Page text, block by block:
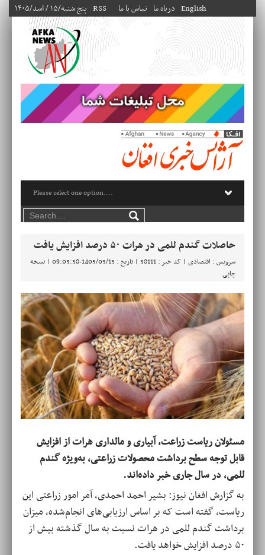
۱۴۰۵/پنج شنبه/۱۵ / اسد RSS تماس با ما درباه ما English
حاصلات گندم للمی در هرات ۵۰ درصد افزایش یافت
سرویس : اقتصادی | کد خبر : 38111 | تاریخ : 1405/03/13-09:03:38 |
نسخه
چاپی
مسئولان ریاست زراعت، آبیاری و مالداری هرات از افزایش
قابل توجه سطح برداشت محصولات زراعتی، به‌ویژه گندم
للمی، در سال جاری خبر داده‌اند.
به گزارش افغان نیوز: بشیر احمد احمدی، آمر امور زراعتی این
ریاست، گفته است که بر اساس ارزیابی‌های انجام‌شده، میزان
برداشت گندم للمی در هرات نسبت به سال گذشته بیش از
۵۰ درصد افزایش خواهد یافت
.